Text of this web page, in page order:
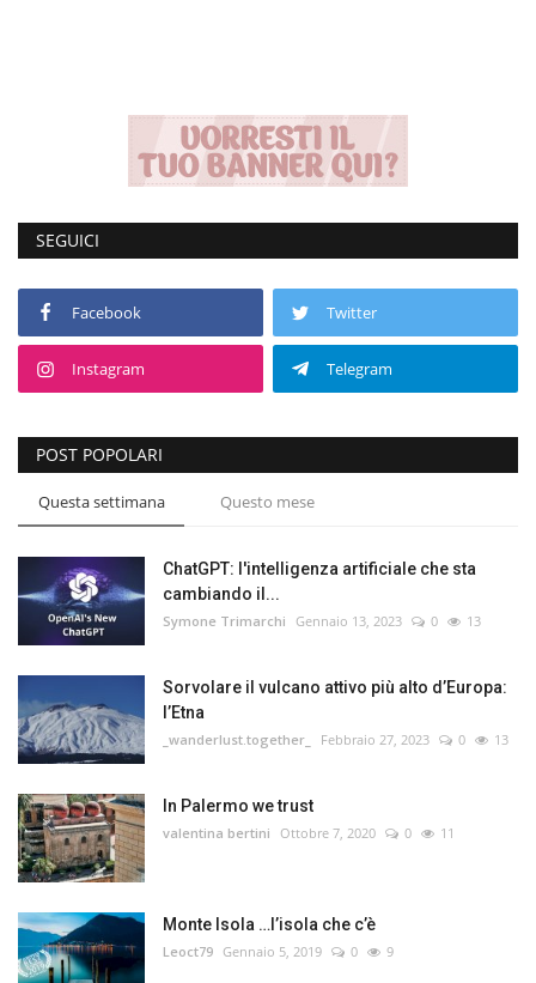
SEGUICI
Facebook Twitter
Instagram Telegram
POST POPOLARI
Questa settimana Questo mese
ChatGPT: l'intelligenza artificiale che sta
cambiando il...
Symone Trimarchi Gennaio 13, 2023 0 13
Sorvolare il vulcano attivo più alto d’Europa:
l’Etna
_wanderlust.together_ Febbraio 27, 2023 0 13
In Palermo we trust
valentina bertini Ottobre 7, 2020 0 11
Monte Isola …l’isola che c’è
Leoct79 Gennaio 5, 2019 0 9